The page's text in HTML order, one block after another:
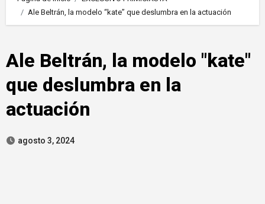
Ale Beltrán, la modelo “kate” que deslumbra en la actuación
Ale Beltrán, la modelo "kate"
que deslumbra en la
actuación
agosto 3, 2024